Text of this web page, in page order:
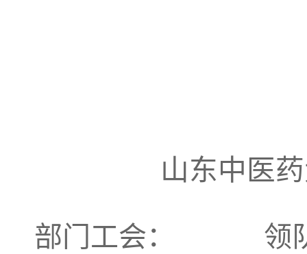
山东中医
部门工会： 领